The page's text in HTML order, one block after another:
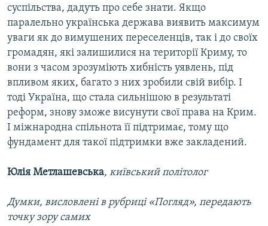
суспільства, дадуть про себе знати. Якщо
паралельно українська держава виявить максимум
уваги як до вимушених переселенців, так і до своїх
громадян, які залишилися на території Криму, то
вони з часом зрозуміють хибність уявлень, під
впливом яких, багато з них зробили свій вибір. І
тоді Україна, що стала сильнішою в результаті
реформ, знову зможе висунути свої права на Крим.
І міжнародна спільнота її підтримає, тому що
фундамент для такої підтримки вже закладений.
Юлія Метлашевська, київський політолог
Думки, висловлені в рубриці «Погляд», передають
точку зору самих